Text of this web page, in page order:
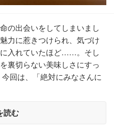
の出会いをしてしまいまし
力に惹きつけられ、気づけ
入れていたほど……。そし
裏切らない美味しさにすっ
回は、「絶対にみなさんに
読む